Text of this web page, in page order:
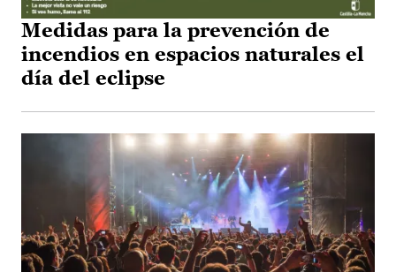
Medidas para la prevención de
incendios en espacios naturales el
día del eclipse